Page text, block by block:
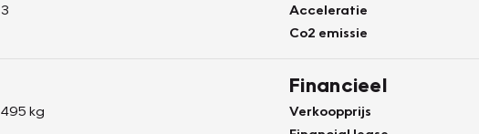
3
Acceleratie
Co2 emissie
495 kg
Financieel
Verkoopprijs